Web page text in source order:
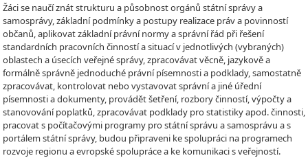
Žáci se naučí znát strukturu a působnost orgánů státní správy a
samosprávy, základní podmínky a postupy realizace práv a povinností
občanů, aplikovat základní právní normy a správní řád při řešení
standardních pracovních činností a situací v jednotlivých (vybraných)
oblastech a úsecích veřejné správy, zpracovávat věcně, jazykově a
formálně správně jednoduché právní písemnosti a podklady, samostatně
zpracovávat, kontrolovat nebo vystavovat správní a jiné úřední
písemnosti a dokumenty, provádět šetření, rozbory činností, výpočty a
stanovování poplatků, zpracovávat podklady pro statistiky apod. činnosti,
pracovat s počítačovými programy pro státní správu a samosprávu a s
portálem státní správy, budou připraveni ke spolupráci na programech
rozvoje regionu a evropské spolupráce a ke komunikaci s veřejností.